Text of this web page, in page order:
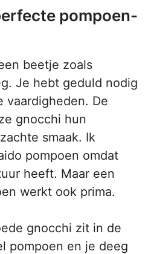
pompoen-
beetje zoals
Je hebt geduld nodig
vaardigheden. De
gnocchi hun
smaak. Ik
pompoen omdat
heeft. Maar een
werkt ook prima.
gnocchi zit in de
pompoen en je deeg